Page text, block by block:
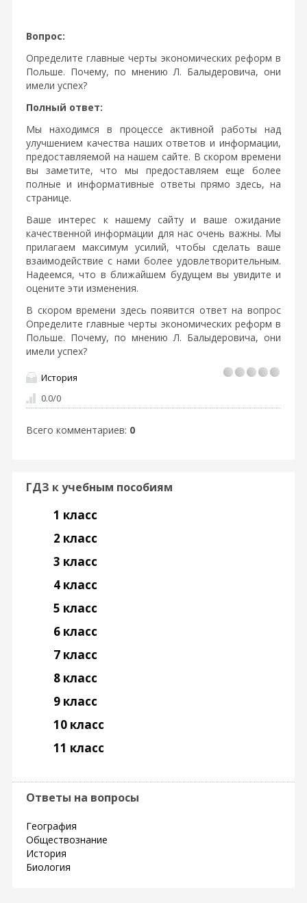
Вопрос:
Определите главные черты экономических реформ в
Польше. Почему, по мнению Л. Балыдеровича, они
имели успех?
Полный ответ:
Мы находимся в процессе активной работы над
улучшением качества наших ответов и информации,
предоставляемой на нашем сайте. В скором времени
вы заметите, что мы предоставляем еще более
полные и информативные ответы прямо здесь, на
странице.
Ваше интерес к нашему сайту и ваше ожидание
качественной информации для нас очень важны. Мы
прилагаем максимум усилий, чтобы сделать ваше
взаимодействие с нами более удовлетворительным.
Надеемся, что в ближайшем будущем вы увидите и
оцените эти изменения.
В скором времени здесь появится ответ на вопрос
Определите главные черты экономических реформ в
Польше. Почему, по мнению Л. Балыдеровича, они
имели успех?
История
0.0/0
Всего комментариев: 0
ГДЗ к учебным пособиям
1 класс
2 класс
3 класс
4 класс
5 класс
6 класс
7 класс
8 класс
9 класс
10 класс
11 класс
Ответы на вопросы
География
Обществознание
История
Биология